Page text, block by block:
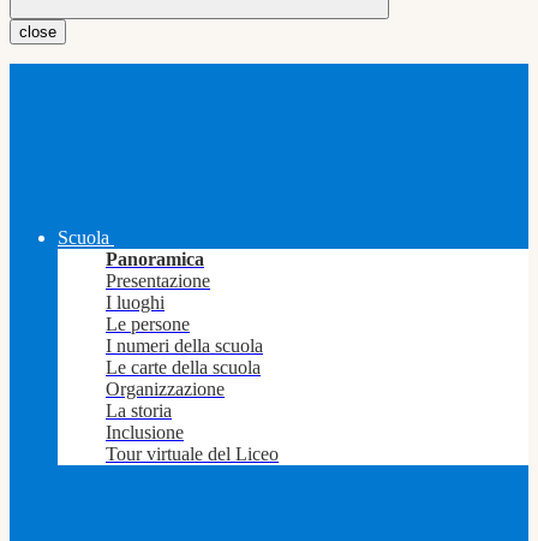
close
Scuola
Panoramica
Presentazione
I luoghi
Le persone
I numeri della scuola
Le carte della scuola
Organizzazione
La storia
Inclusione
Tour virtuale del Liceo